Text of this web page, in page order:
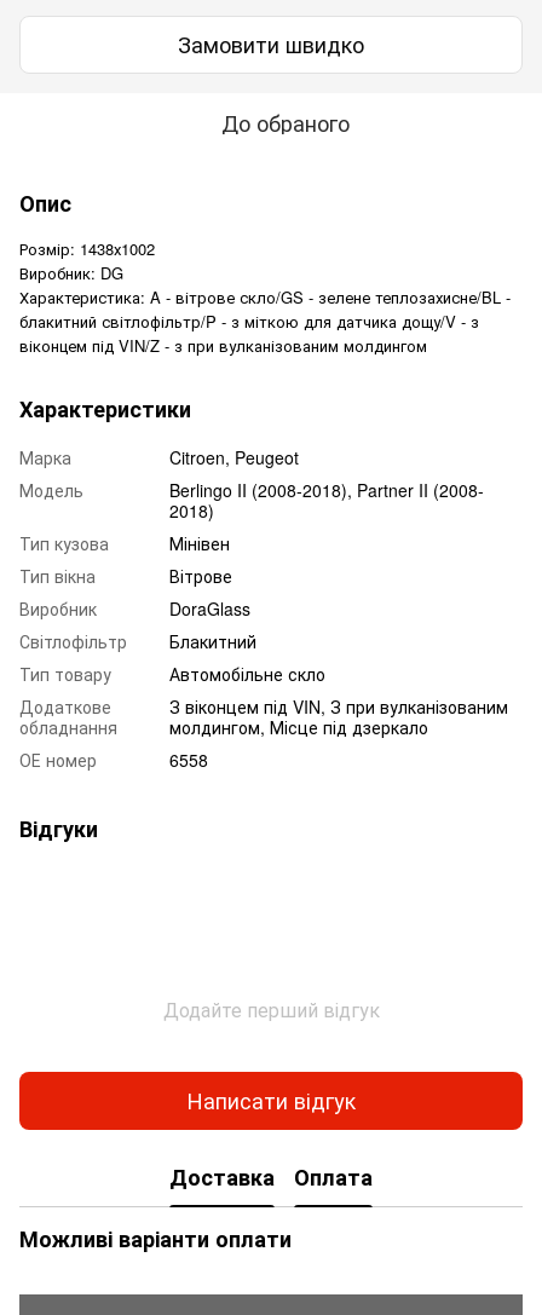
Замовити швидко
До обраного
Опис
Розмір: 1438х1002
Виробник: DG
Характеристика: A - вітрове скло/GS - зелене теплозахисне/BL -
блакитний світлофільтр/P - з міткою для датчика дощу/V - з
віконцем під VIN/Z - з при вулканізованим молдингом
Характеристики
Марка
Citroen, Peugeot
Модель
Berlingo II (2008-2018), Partner II (2008-
2018)
Тип кузова
Мінівен
Тип вікна
Вітрове
Виробник
DoraGlass
Світлофільтр
Блакитний
Тип товару
Автомобільне скло
Додаткове
обладнання
З віконцем під VIN, З при вулканізованим
молдингом, Місце під дзеркало
ОЕ номер
6558
Відгуки
Додайте перший відгук
Написати відгук
Доставка
Оплата
Можливі варіанти оплати